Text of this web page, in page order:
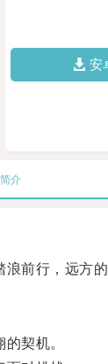
安
简介
行，远方的
契机。